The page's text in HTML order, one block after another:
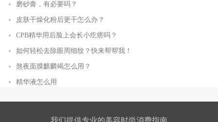
磨砂膏，有必要吗？
皮肤干燥化粉后更干怎么办？
CPB精华用后脸上会长小疙瘩吗？
如何轻松去除眼周细纹？快来帮帮我！
熬夜面膜麒麟竭怎么用？
精华液怎么用